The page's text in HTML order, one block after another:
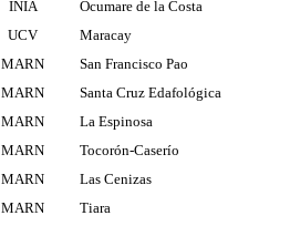
INIA Ocumare de la Costa
UCV Maracay
MARN San Francisco Pao
MARN Santa Cruz Edafológica
MARN La Espinosa
MARN Tocorón-Caserío
MARN Las Cenizas
MARN Tiara